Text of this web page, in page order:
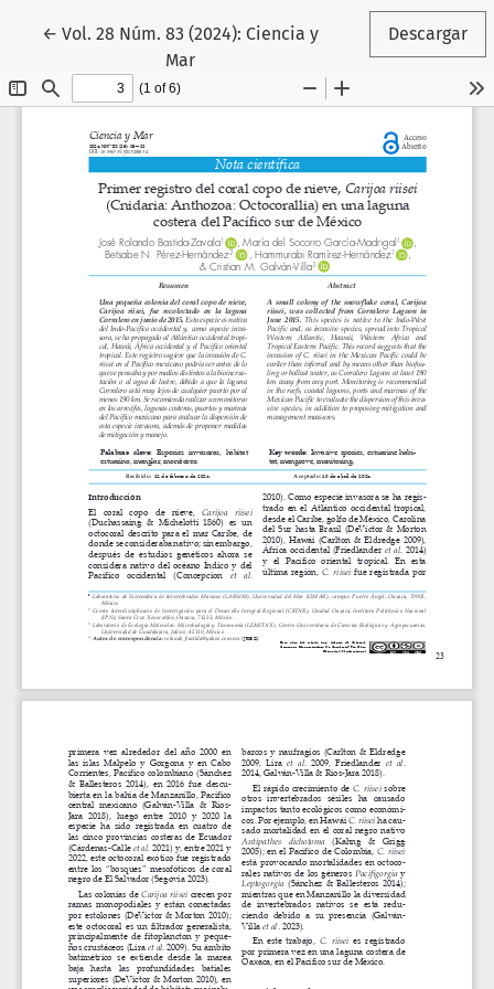
←Volver a los detalles del artículo
Vol. 28 Núm. 83 (2024): Ciencia y
Mar
Descargar